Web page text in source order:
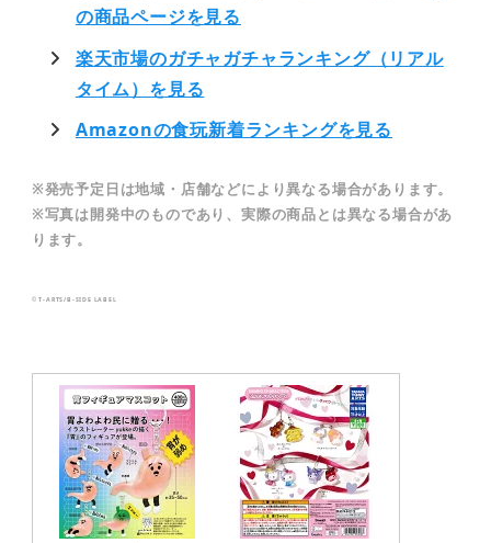
の商品ページを見る
楽天市場のガチャガチャランキング（リアル
タイム）を見る
Amazonの食玩新着ランキングを見る
※発売予定日は地域・店舗などにより異なる場合があります。
※写真は開発中のものであり、実際の商品とは異なる場合があ
ります。
© T-ARTS/B-SIDE LABEL